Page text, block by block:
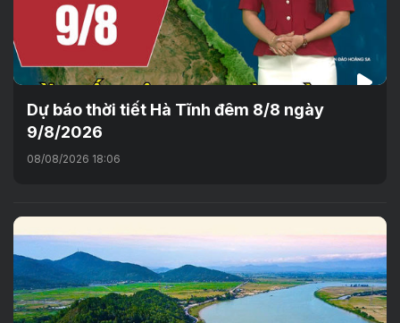
Dự báo thời tiết Hà Tĩnh đêm 8/8 ngày
9/8/2026
08/08/2026 18:06